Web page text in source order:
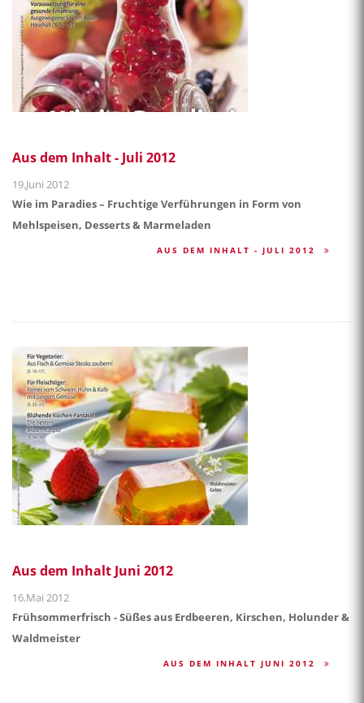
Aus dem Inhalt - Juli 2012
19.Juni 2012
Wie im Paradies – Fruchtige Verführungen in Form von
Mehlspeisen, Desserts & Marmeladen
AUS DEM INHALT - JULI 2012
Aus dem Inhalt Juni 2012
16.Mai 2012
Frühsommerfrisch - Süßes aus Erdbeeren, Kirschen, Holunder &
Waldmeister
AUS DEM INHALT JUNI 2012